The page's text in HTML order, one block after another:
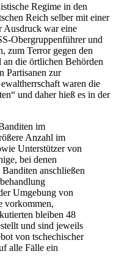
Regime in den
Reich selber mit einer
Ausdruck war eine
Obergruppenführer und
zum Terror gegen den
die örtlichen Behörden
Partisanen zur
waren die
und daher hieß es in der
im
Anzahl im
Unterstützer von
bei denen
anschließen
Umgebung von
vorkommen,
bleiben 48
und sind jeweils
von tschechischer
alle Fälle ein